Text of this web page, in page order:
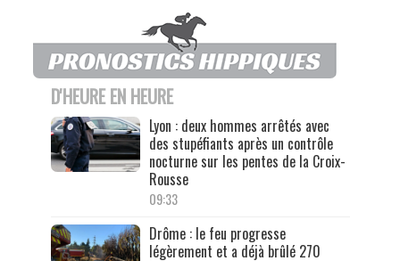
D'HEURE EN HEURE
Lyon : deux hommes arrêtés avec
des stupéfiants après un contrôle
nocturne sur les pentes de la Croix-
Rousse
09:33
Drôme : le feu progresse
légèrement et a déjà brûlé 270